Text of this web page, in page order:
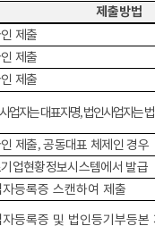
제출방법
제출
제출
제출
업자는 대표자명,법인사업자는
제출,공동대표 체제인 경우
업현황정보시스템에서 발급
등록증 스캔하여 제출
자등록증 및 법인등기부등본